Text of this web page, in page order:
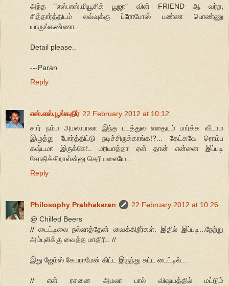
அந்த "எஸ்.எஸ்.மியூசிக் பூஜா" வின் FRIEND ஆ வர்ற,
சித்தார்த்திடம் லவ்வுக்கு ப்ரோபோஸ் பண்ண பொண்ணு
யாருங்கண்ணா..
Detail please..
---Paran
Reply
எஸ்.எஸ்.பூங்கதிர் 22 February 2012 at 10:12
சார் நம்ம அமலாபாலா இந்த படத்துல எதையும் பார்க்க விடாம
இழுத்து போர்த்திட்டு நடிச்சிருக்காங்க!?... கேட்கவே ரொம்ப
கஷ்டமா இருக்கே!.. மரியாத்தா ஏன் தான் என்னை இப்படி
சோதிக்கிறாள்ன்னு தெரியலையே...
Reply
Philosophy Prabhakaran
22 February 2012 at 10:26
@ Chilled Beers
// டைட்டிலை நல்லாத்தேன் வைக்கிறீர்கள். இதில் இப்படி...நேற்று
அம்புலிக்கு வைத்த மாதிரி.. //
இது ஜேம்ஸ் கேமராமேன் கிட்ட இருந்து சுட்ட டைட்டில்...
// என் ரசனை அமலா பால் விஷயத்தில் மட்டும்